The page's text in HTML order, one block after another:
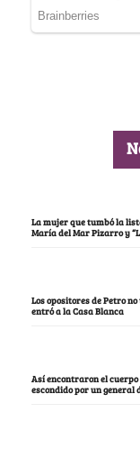
La mujer que tumbó la
María del Mar Pizarro y
Los opositores de Petro
entró a la Casa Blanca
Así encontraron el cuerpo
escondido por un general